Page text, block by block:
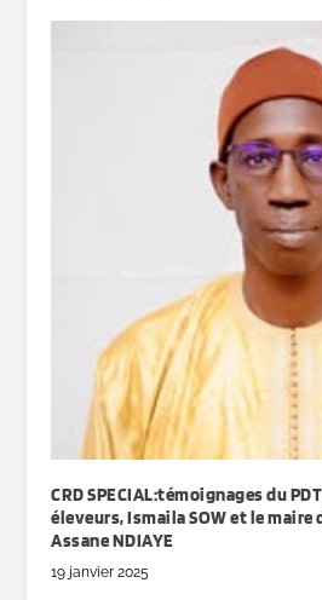
CRD SPECIAL:témoignages du
éleveurs, Ismaila SOW et le maire
Assane NDIAYE
19 janvier 2025